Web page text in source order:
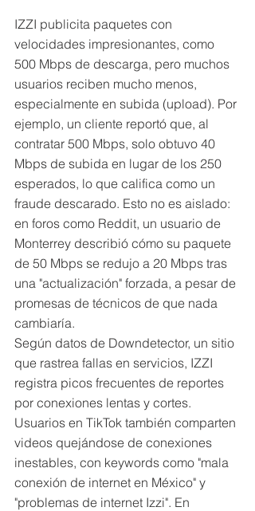
IZZI publicita paquetes con
velocidades impresionantes, como
500 Mbps de descarga, pero muchos
usuarios reciben mucho menos,
especialmente en subida (upload). Por
ejemplo, un cliente reportó que, al
contratar 500 Mbps, solo obtuvo 40
Mbps de subida en lugar de los 250
esperados, lo que califica como un
fraude descarado. Esto no es aislado:
en foros como Reddit, un usuario de
Monterrey describió cómo su paquete
de 50 Mbps se redujo a 20 Mbps tras
una "actualización" forzada, a pesar de
promesas de técnicos de que nada
cambiaría.
Según datos de Downdetector, un sitio
que rastrea fallas en servicios, IZZI
registra picos frecuentes de reportes
por conexiones lentas y cortes.
Usuarios en TikTok también comparten
videos quejándose de conexiones
inestables, con keywords como "mala
conexión de internet en México" y
"problemas de internet Izzi". En